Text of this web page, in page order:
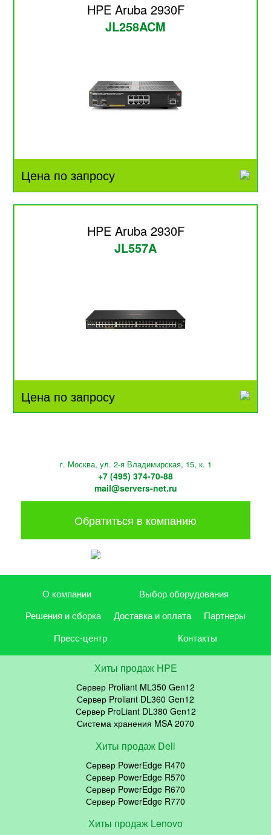
HPE Aruba 2930F
JL258ACM
Цена по запросу
HPE Aruba 2930F
JL557A
Цена по запросу
г. Москва, ул. 2-я Владимирская, 15, к. 1
+7 (495) 374-70-88
mail@servers-net.ru
Обратиться в компанию
О компании
Выбор оборудования
Решения и сборка
Доставка и оплата
Партнеры
Пресс-центр
Контакты
Хиты продаж HPE
Сервер Proliant ML350 Gen12
Сервер Proliant DL360 Gen12
Сервер ProLiant DL380 Gen12
Система хранения MSA 2070
Хиты продаж Dell
Сервер PowerEdge R470
Сервер PowerEdge R570
Сервер PowerEdge R670
Сервер PowerEdge R770
Хиты продаж Lenovo